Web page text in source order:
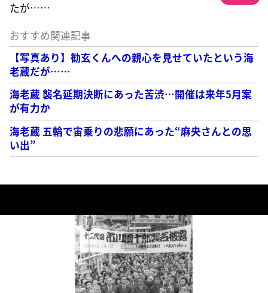
たが……
おすすめ関連記事
【写真あり】勧玄くんへの親心を見せていたという海
老蔵だが……
海老蔵 襲名延期決断にあった苦渋…開催は来年5月案
が有力か
海老蔵 五輪で宙乗りの悲願にあった“麻央さんとの思
い出”